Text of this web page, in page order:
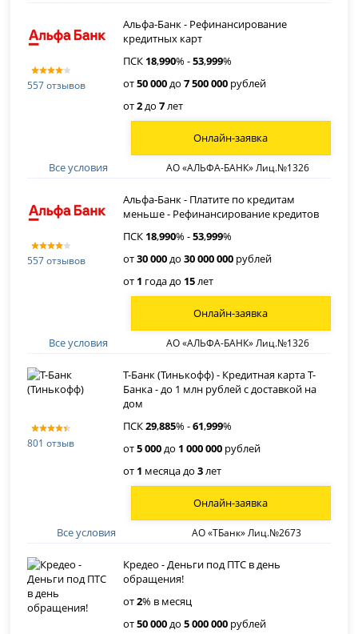
557 отзывов
Альфа-Банк - Рефинансирование
кредитных карт
ПСК 18,990% -53,999%
от50 000до7 500 000 рублей
от2до7лет
Все условия АО «АЛЬФА-БАНК» Лиц.№1326
Онлайн-заявка
557 отзывов
Альфа-Банк - Платите по кредитам
меньше - Рефинансирование кредитов
ПСК 18,990% -53,999%
от30 000до30 000 000 рублей
от 1 года до 15лет
Все условия АО «АЛЬФА-БАНК» Лиц.№1326
Онлайн-заявка
801 отзыв
Т-Банк (Тинькофф) - Кредитная карта Т-
Банка - до 1 млн рублей с доставкой на
дом
ПСК29,885% -61,999%
от5 000до 1 000 000 рублей
от 1 месяца до3лет
Все условия АО «ТБанк» Лиц.№2673
Онлайн-заявка
Кредео - Деньги под ПТС в день
обращения!
от2% в месяц
от50 000до5 000 000 рублей